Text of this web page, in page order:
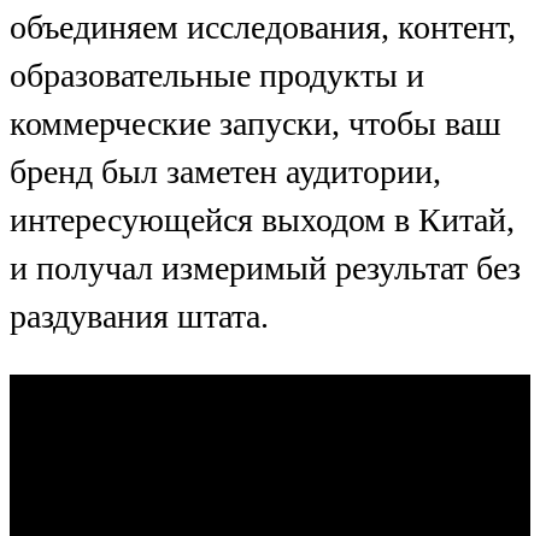
объединяем исследования, контент,
образовательные продукты и
коммерческие запуски, чтобы ваш
бренд был заметен аудитории,
интересующейся выходом в Китай,
и получал измеримый результат без
раздувания штата.